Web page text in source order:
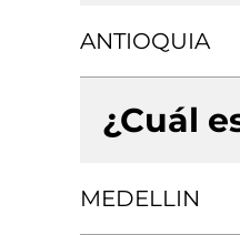
ANTIOQUIA
¿Cuál
MEDELLIN